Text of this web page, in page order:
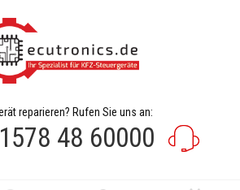
reparieren? Rufen Sie uns an:
48 60000